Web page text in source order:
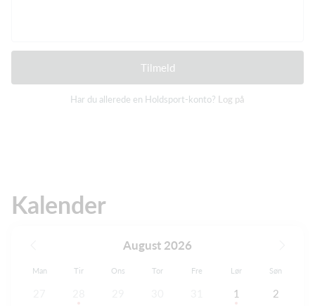
Tilmeld
Har du allerede en Holdsport-konto? Log på
Kalender
August 2026
Man Tir Ons Tor Fre Lør Søn
1 2